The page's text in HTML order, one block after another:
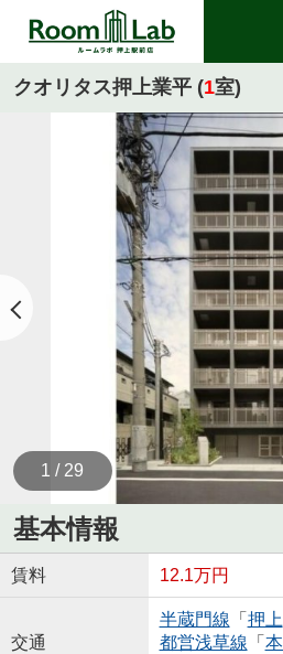
クオリタス押上業平 (1室)
1 / 29
基本情報
賃料 12.1万円
交通
半蔵門線 「 押上
都営浅草線 「